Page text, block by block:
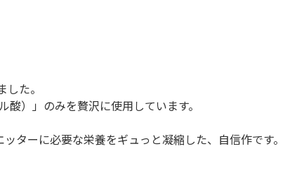
た。
）」のみを贅沢に使用しています。
ターに必要な栄養をギュっと凝縮した、自信作です。